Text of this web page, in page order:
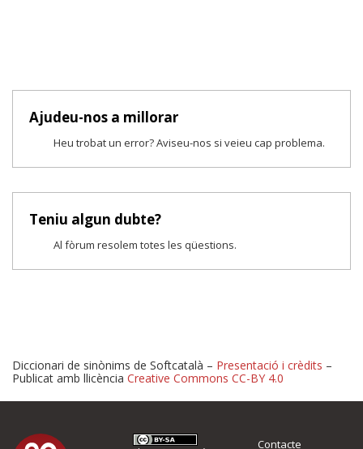
Ajudeu-nos a millorar
Heu trobat un error? Aviseu-nos si veieu cap problema.
Teniu algun dubte?
Al fòrum resolem totes les qüestions.
Proposeu-nos millores o
Diccionari de sinònims de Softcatalà – Presentació i crèdits –
Publicat amb llicència Creative Commons CC-BY 4.0
Contacte